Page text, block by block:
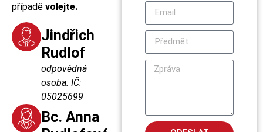
případě volejte.
Jindřich
Rudlof
odpovědná
osoba: IČ:
05025699
Bc. Anna